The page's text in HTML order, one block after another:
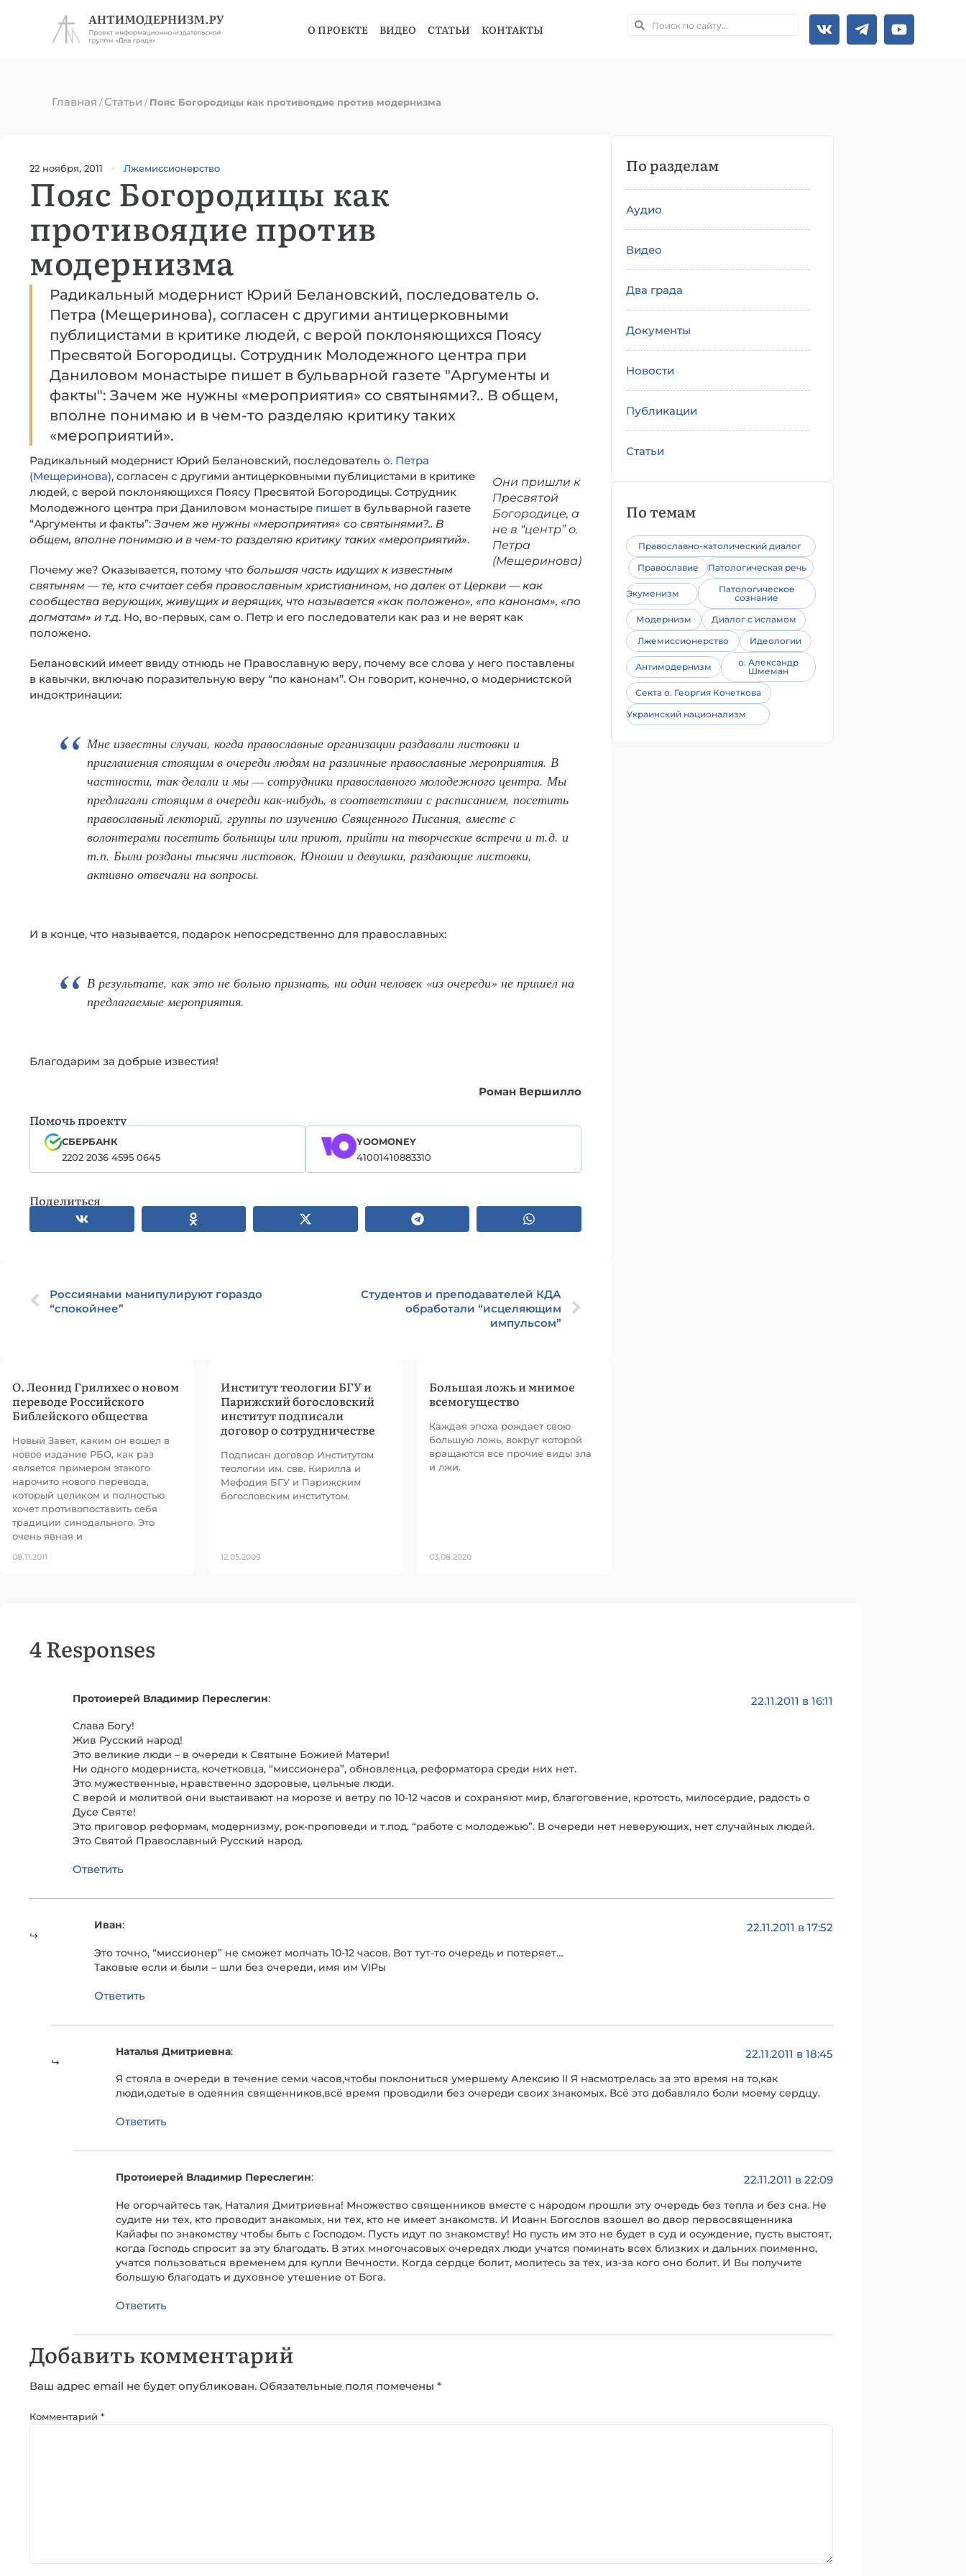
О ПРОЕКТЕ ВИДЕО СТАТЬИ КОНТАКТЫ
Главная /Статьи /Пояс Богородицы как противоядие против модернизма
22 ноября, 2011 Лжемиссионерство
Пояс Богородицы как
противоядие против
модернизма
Радикальный модернист Юрий Белановский, последователь о.
Петра (Мещеринова), согласен с другими антицерковными
публицистами в критике людей, с верой поклоняющихся Поясу
Пресвятой Богородицы. Сотрудник Молодежного центра при
Даниловом монастыре пишет в бульварной газете "Аргументы и
факты": Зачем же нужны «мероприятия» со святынями?.. В общем,
вполне понимаю и в чем-то разделяю критику таких
«мероприятий».
Они пришли к
Пресвятой
Богородице, а
не в “центр” о.
Петра
(Мещеринова)
Радикальный модернист Юрий Белановский, последователь о. Петра
(Мещеринова), согласен с другими антицерковными публицистами в критике
людей, с верой поклоняющихся Поясу Пресвятой Богородицы. Сотрудник
Молодежного центра при Даниловом монастыре пишетв бульварной газете
“Аргументы и факты”:Зачем же нужны «мероприятия» со святынями?.. В
общем, вполне понимаю и в чем-то разделяю критику таких «мероприятий».
Почему же? Оказывается, потому что большая часть идущих к известным
святыням — те, кто считает себя православным христианином, но далек от Церкви — как
сообщества верующих, живущих и верящих, что называется «как положено», «по канонам», «по
догматам» и т.д. Но, во-первых, сам о. Петр и его последователи как раз и не верят как
положено.
Белановский имеет ввиду отнюдь не Православную веру, почему все слова у него поставлены
в кавычки, включаю поразительную веру “по канонам”. Он говорит, конечно, о модернистской
индоктринации:
Мне известны случаи, когда православные организации раздавали листовки и
приглашения стоящим в очереди людям на различные православные мероприятия. В
частности, так делали и мы — сотрудники православного молодежного центра. Мы
предлагали стоящим в очереди как-нибудь, в соответствии с расписанием, посетить
православный лекторий, группы по изучению Священного Писания, вместе с
волонтерами посетить больницы или приют, прийти на творческие встречи и т.д. и
т.п. Были розданы тысячи листовок. Юноши и девушки, раздающие листовки,
активно отвечали на вопросы.
И в конце, что называется, подарок непосредственно для православных:
В результате, как это не больно признать, ни один человек «из очереди» не пришел на
предлагаемые мероприятия.
Благодарим за добрые известия!
Роман Вершилло
Помочь проекту
СБЕРБАНК
2202 2036 4595 0645
YOOMONEY
41001410883310
Поделиться
Россиянами манипулируют гораздо
“спокойнее”
Студентов и преподавателей КДА
обработали “исцеляющим
импульсом”
О. Леонид Грилихес о новом
переводе Российского
Библейского общества
Новый Завет, каким он вошел в
новое издание РБО, как раз
является примером этакого
нарочито нового перевода,
который целиком и полностью
хочет противопоставить себя
традиции синодального. Это
очень явная и
08.11.2011
Институт теологии БГУ и
Парижский богословский
институт подписали
договор о сотрудничестве
Подписан договор Институтом
теологии им. свв. Кирилла и
Мефодия БГУ и Парижским
богословским институтом.
12.05.2009
Большая ложь и мнимое
всемогущество
Каждая эпоха рождает свою
большую ложь, вокруг которой
вращаются все прочие виды зла
и лжи.
03.08.2020
По разделам
Аудио
Видео
Два града
Документы
Новости
Публикации
Статьи
По темам
Православно-католический диалог
Православие
Патологическая речь
Экуменизм
Патологическое
сознание
Модернизм
Диалог с исламом
Лжемиссионерство
Идеологии
Антимодернизм
о. Александр
Шмеман
Секта о. Георгия Кочеткова
Украинский национализм
4 Responses
Протоиерей Владимир Переслегин: 22.11.2011 в 16:11
Слава Богу!
Жив Русский народ!
Это великие люди – в очереди к Святыне Божией Матери!
Ни одного модерниста, кочетковца, “миссионера”, обновленца, реформатора среди них нет.
Это мужественные, нравственно здоровые, цельные люди.
С верой и молитвой они выстаивают на морозе и ветру по 10-12 часов и сохраняют мир, благоговение, кротость, милосердие, радость о
Дусе Святе!
Это приговор реформам, модернизму, рок-проповеди и т.под. “работе с молодежью”. В очереди нет неверующих, нет случайных людей.
Это Святой Православный Русский народ.
Ответить
Иван: 22.11.2011 в 17:52
Это точно, “миссионер” не сможет молчать 10-12 часов. Вот тут-то очередь и потеряет…
Таковые если и были – шли без очереди, имя им VIPы
Ответить
Наталья Дмитриевна: 22.11.2011 в 18:45
Я стояла в очереди в течение семи часов,чтобы поклониться умершему Алексию II Я насмотрелась за это время на то,как
люди,одетые в одеяния священников,всё время проводили без очереди своих знакомых. Всё это добавляло боли моему сердцу.
Ответить
Протоиерей Владимир Переслегин: 22.11.2011 в 22:09
Не огорчайтесь так, Наталия Дмитриевна! Множество священников вместе с народом прошли эту очередь без тепла и без сна. Не
судите ни тех, кто проводит знакомых, ни тех, кто не имеет знакомств. И Иоанн Богослов взошел во двор первосвященника
Кайафы по знакомству чтобы быть с Господом. Пусть идут по знакомству! Но пусть им это не будет в суд и осуждение, пусть выстоят,
когда Господь спросит за эту благодать. В этих многочасовых очередях люди учатся поминать всех близких и дальних поименно,
учатся пользоваться временем для купли Вечности. Когда сердце болит, молитесь за тех, из-за кого оно болит. И Вы получите
большую благодать и духовное утешение от Бога.
Ответить
Добавить комментарий
Ваш адрес email не будет опубликован. Обязательные поля помечены *
Комментарий *